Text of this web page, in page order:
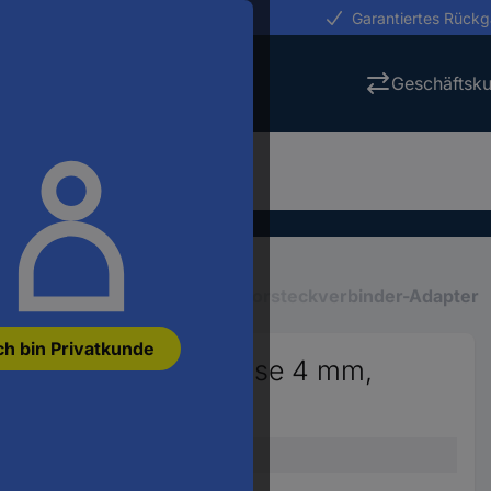
bin Privatkunde
Garantiertes
Labor-Steckverbinder Laborsteckverbinder-Adapter
Buchse 4 mm,